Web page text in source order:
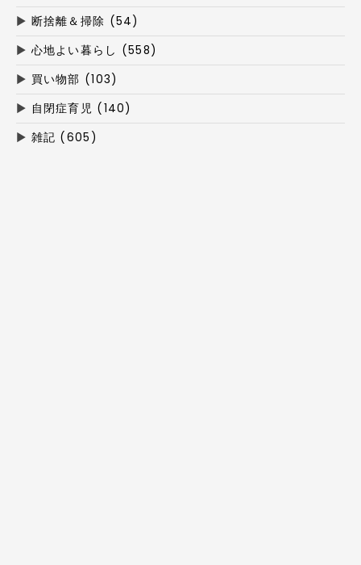
▶ 断捨離＆掃除 (54)
▶ 心地よい暮らし (558)
▶ 買い物部 (103)
▶ 自閉症育児 (140)
▶ 雑記 (605)